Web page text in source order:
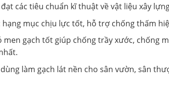
các tiêu chuẩn kĩ thuật về vật liệu xây
hạng mục chịu lực tốt, hỗ trợ chống thấm
men gạch tốt giúp chống trầy xước, chống
làm gạch lát nền cho sân vườn, sân